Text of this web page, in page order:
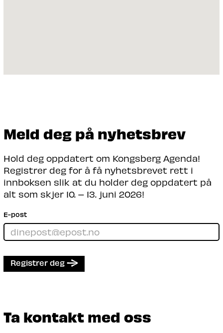
Meld deg på nyhetsbrev
Hold deg oppdatert om Kongsberg Agenda!
Registrer deg for å få nyhetsbrevet rett i
innboksen slik at du holder deg oppdatert på
alt som skjer 10. – 13. juni 2026!
E-post
Registrer deg
Ta kontakt med oss